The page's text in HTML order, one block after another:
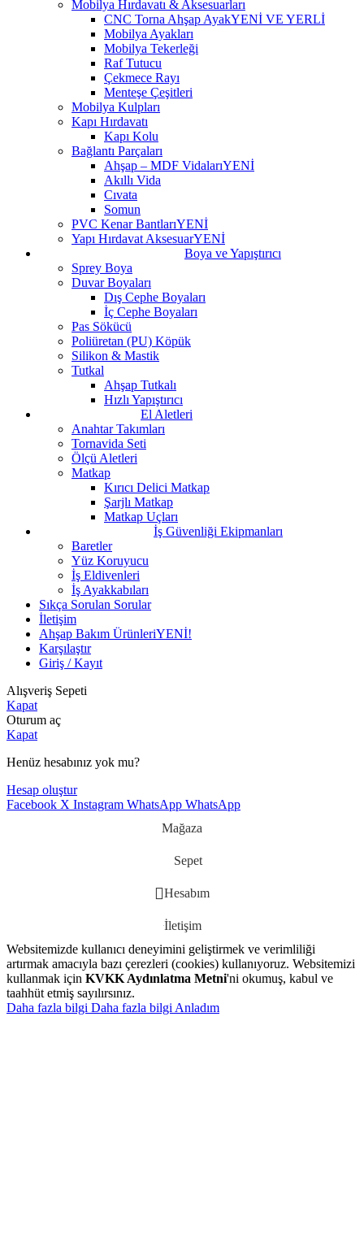
Mobilya Hırdavatı & Aksesuarları
CNC Torna Ahşap AyakYENİ VE YERLİ
Mobilya Ayakları
Mobilya Tekerleği
Raf Tutucu
Çekmece Rayı
Menteşe Çeşitleri
Mobilya Kulpları
Kapı Hırdavatı
Kapı Kolu
Bağlantı Parçaları
Ahşap – MDF VidalarıYENİ
Akıllı Vida
Cıvata
Somun
PVC Kenar BantlarıYENİ
Yapı Hırdavat AksesuarYENİ
Boya ve Yapıştırıcı
Sprey Boya
Duvar Boyaları
Dış Cephe Boyaları
İç Cephe Boyaları
Pas Sökücü
Poliüretan (PU) Köpük
Silikon & Mastik
Tutkal
Ahşap Tutkalı
Hızlı Yapıştırıcı
El Aletleri
Anahtar Takımları
Tornavida Seti
Ölçü Aletleri
Matkap
Kırıcı Delici Matkap
Şarjlı Matkap
Matkap Uçları
İş Güvenliği Ekipmanları
Baretler
Yüz Koruyucu
İş Eldivenleri
İş Ayakkabıları
Sıkça Sorulan Sorular
İletişim
Ahşap Bakım ÜrünleriYENİ!
Karşılaştır
Giriş / Kayıt
Alışveriş Sepeti
Kapat
Oturum aç
Kapat
Henüz hesabınız yok mu?
Hesap oluştur
Facebook X Instagram WhatsApp WhatsApp
Mağaza
Sepet
Hesabım
İletişim
Websitemizde kullanıcı deneyimini geliştirmek ve verimliliği
artırmak amacıyla bazı çerezleri (cookies) kullanıyoruz. Websitemizi
kullanmak için KVKK Aydınlatma Metni'ni okumuş, kabul ve
taahhüt etmiş sayılırsınız.
Daha fazla bilgi Daha fazla bilgi Anladım